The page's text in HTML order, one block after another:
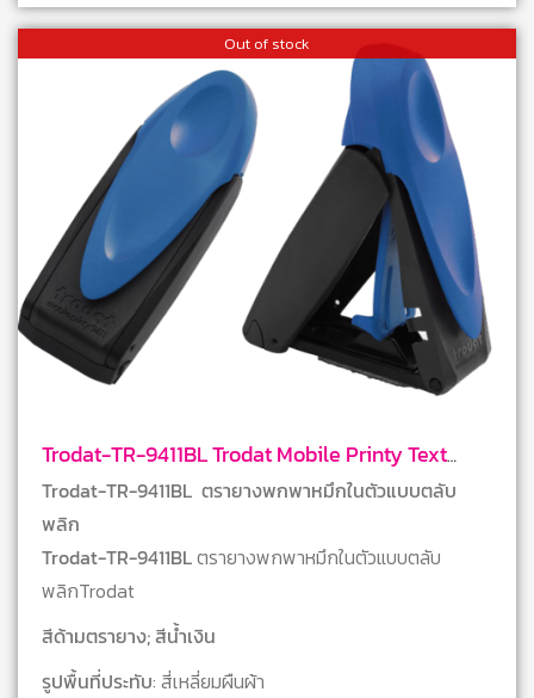
Out of stock
Trodat-TR-9411BL Trodat Mobile Printy Text
Stamps
Trodat-TR-9411BL ตรายางพกพาหมึกในตัวแบบตลับ
พลิก
Trodat-TR-9411BLตรายางพกพาหมึกในตัวแบบตลับ
พลิกTrodat
สีด้ามตรายาง; สีน้ำเงิน
รูปพื้นที่ประทับ: สี่เหลี่ยมผืนผ้า